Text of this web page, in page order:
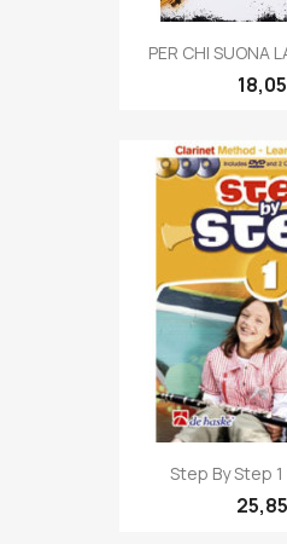
PER CHI SUONA
Step By Step